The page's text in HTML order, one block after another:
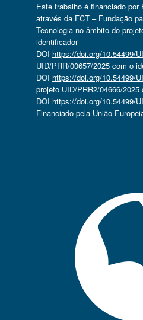
Este trabalho é financiado por
através da FCT – Fundação
Tecnologia no âmbito do
identificador
DOI https://doi.org/10.54499/
UID/PRR/00657/2025 com o
DOI https://doi.org/10.54499/
projeto UID/PRR2/04666/
DOI https://doi.org/10.54499/
Financiado pela União